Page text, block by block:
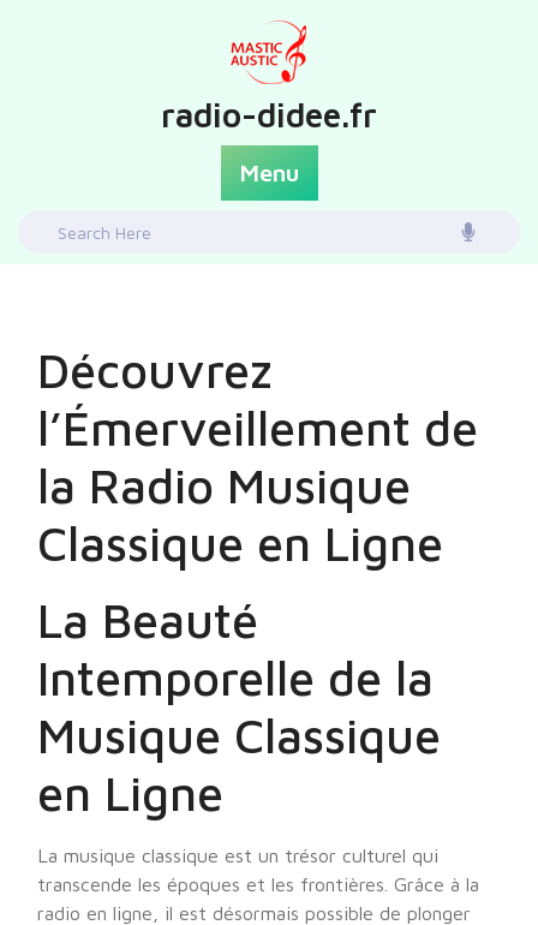
radio-didee.fr
Menu
Search
Découvrez
l’Émerveillement de
la Radio Musique
Classique en Ligne
La Beauté
Intemporelle de la
Musique Classique
en Ligne
La musique classique est un trésor culturel qui
transcende les époques et les frontières. Grâce à la
radio en ligne, il est désormais possible de plonger